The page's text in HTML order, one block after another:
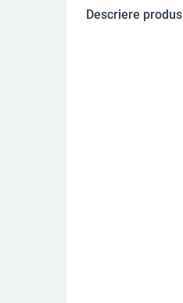
Descriere produs